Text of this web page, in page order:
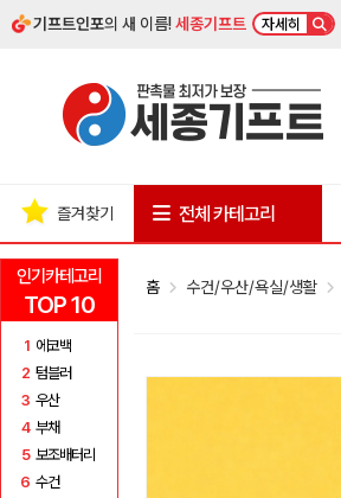
기프트인포의 새 이름!세종기프트 자세히
인기카테고리
TOP 10
1 에코백
2 텀블러
3 우산
4 부채
5 보조배터리
6 수건
즐겨찾기 전체 카테고리
홈 수건/우산/욕실/생활